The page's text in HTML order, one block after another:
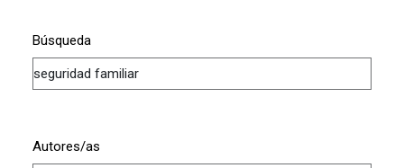
Búsqueda
Autores/as